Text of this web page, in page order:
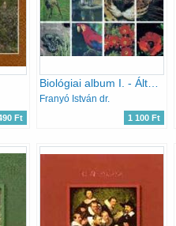
Ft
Biológiai album I. - Általános iskola
Franyó István dr.
1 100 Ft